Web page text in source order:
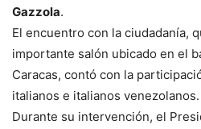
Gazzola.
El encuentro con la ciudadanía,
importante salón ubicado en el
Caracas, contó con la
italianos e italianos venezolanos.
Durante su intervención, el